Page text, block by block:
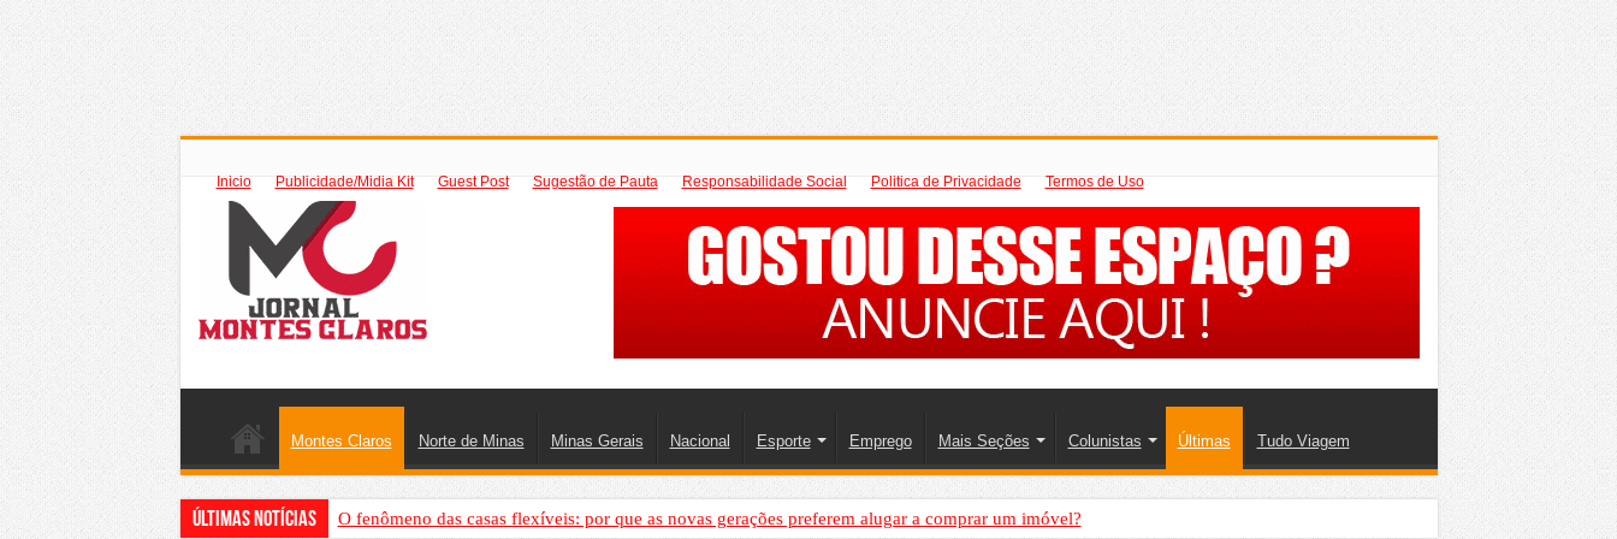
Inicio Publicidade/Midia Kit Guest Post Sugestão de Pauta Responsabilidade Social Politica de Privacidade Termos de Uso
Montes Claros Norte de Minas Minas Gerais Nacional Esporte Emprego Mais Seções Colunistas Últimas Tudo Viagem
Últimas Notícias O fenômeno das casas flexíveis: por que as novas gerações preferem alugar a comprar um imóvel?